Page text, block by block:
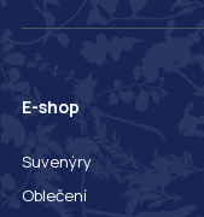
E-shop
Suvenýry
Oblečení